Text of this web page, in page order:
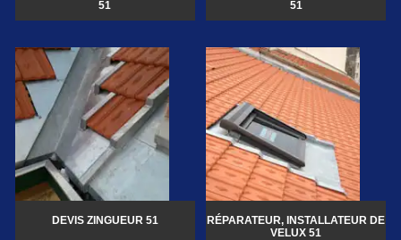
51
51
DEVIS ZINGUEUR 51
RÉPARATEUR, INSTALLATEUR DE
VELUX 51